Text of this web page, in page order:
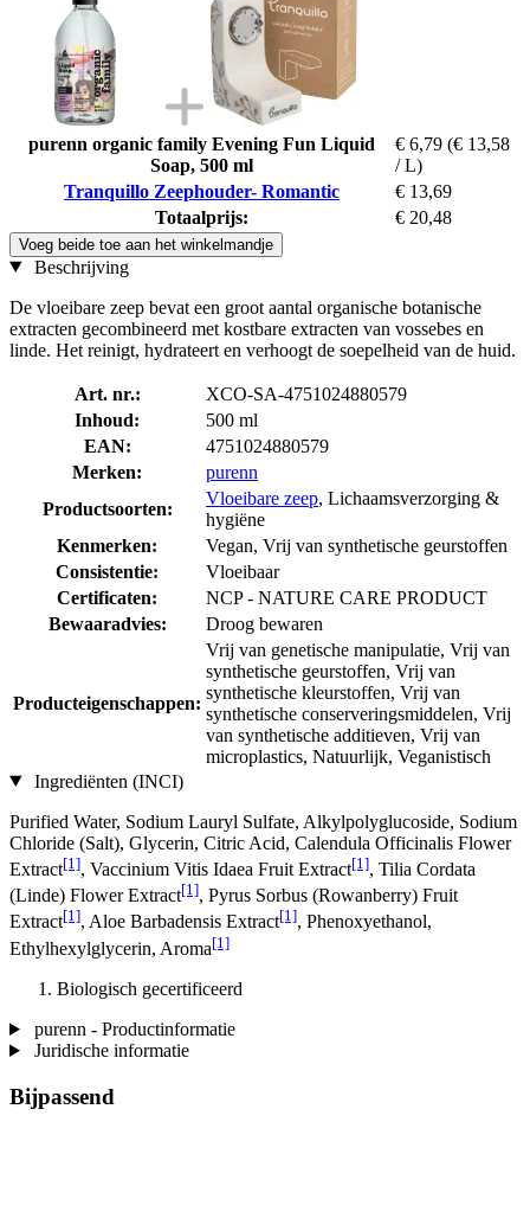
purenn organic family Evening Fun Liquid
Soap, 500 ml
€ 6,79 (€ 13,58
/ L)
Tranquillo Zeephouder- Romantic
€ 13,69
Totaalprijs:
€ 20,48
Voeg beide toe aan het winkelmandje
Beschrijving
De vloeibare zeep bevat een groot aantal organische botanische
extracten gecombineerd met kostbare extracten van vossebes en
linde. Het reinigt, hydrateert en verhoogt de soepelheid van de huid.
Art. nr.:
XCO-SA-4751024880579
Inhoud:
500 ml
EAN:
4751024880579
Merken:
purenn
Productsoorten:
Vloeibare zeep, Lichaamsverzorging &
hygiëne
Kenmerken:
Vegan, Vrij van synthetische geurstoffen
Consistentie:
Vloeibaar
Certificaten:
NCP - NATURE CARE PRODUCT
Bewaaradvies:
Droog bewaren
Producteigenschappen:
Vrij van genetische manipulatie, Vrij van
synthetische geurstoffen, Vrij van
synthetische kleurstoffen, Vrij van
synthetische conserveringsmiddelen, Vrij
van synthetische additieven, Vrij van
microplastics, Natuurlijk, Veganistisch
Ingrediënten (INCI)
Purified Water, Sodium Lauryl Sulfate, Alkylpolyglucoside, Sodium
Chloride (Salt), Glycerin, Citric Acid, Calendula Officinalis Flower
Extract[1], Vaccinium Vitis Idaea Fruit Extract[1], Tilia Cordata
(Linde) Flower Extract[1], Pyrus Sorbus (Rowanberry) Fruit
Extract[1], Aloe Barbadensis Extract[1], Phenoxyethanol,
Ethylhexylglycerin, Aroma[1]
Biologisch gecertificeerd
purenn - Productinformatie
Juridische informatie
Bijpassend